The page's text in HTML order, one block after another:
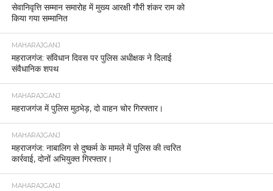
सेवानिवृत्ति सम्मान समारोह में मुख्य आरक्षी गौरी शंकर राम को
किया गया सम्मानित
MAHARAJGANJ
महराजगंज: संविधान दिवस पर पुलिस अधीक्षक ने दिलाई
संवैधानिक शपथ
MAHARAJGANJ
महराजगंज में पुलिस मुठभेड़, दो वाहन चोर गिरफ्तार।
MAHARAJGANJ
महराजगंज: नाबालिग से दुष्कर्म के मामले में पुलिस की त्वरित
कार्रवाई, दोनों अभियुक्त गिरफ्तार।
MAHARAJGANJ